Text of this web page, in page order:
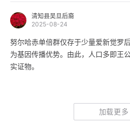
清知县吴旦后裔
2025-08-24
努尔哈赤单倍群仅存于少量爱新觉罗
为基因传播优势。由此，人口多即王
实证物。
加载更多